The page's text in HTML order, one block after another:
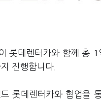
롯데렌터카와 함께 총
진행합니다.
롯데렌터카와 협업을